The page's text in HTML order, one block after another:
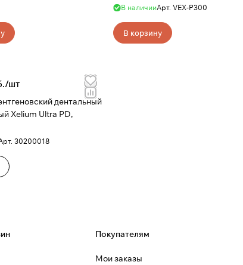
В наличииАрт. VEX-P300
В корзину
шт
дентальный
Xelium Ultra PD,
30200018
Покупателям
Мои заказы